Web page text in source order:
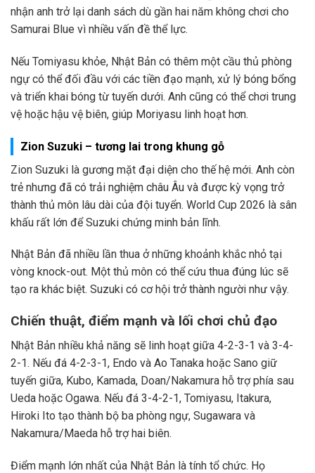
nhận anh trở lại danh sách dù gần hai năm không chơi cho
Samurai Blue vì nhiều vấn đề thể lực.
Nếu Tomiyasu khỏe, Nhật Bản có thêm một cầu thủ phòng
ngự có thể đối đầu với các tiền đạo mạnh, xử lý bóng bổng
và triển khai bóng từ tuyến dưới. Anh cũng có thể chơi trung
vệ hoặc hậu vệ biên, giúp Moriyasu linh hoạt hơn.
Zion Suzuki – tương lai trong khung gỗ
Zion Suzuki là gương mặt đại diện cho thế hệ mới. Anh còn
trẻ nhưng đã có trải nghiệm châu Âu và được kỳ vọng trở
thành thủ môn lâu dài của đội tuyển. World Cup 2026 là sân
khấu rất lớn để Suzuki chứng minh bản lĩnh.
Nhật Bản đã nhiều lần thua ở những khoảnh khắc nhỏ tại
vòng knock-out. Một thủ môn có thể cứu thua đúng lúc sẽ
tạo ra khác biệt. Suzuki có cơ hội trở thành người như vậy.
Chiến thuật, điểm mạnh và lối chơi chủ đạo
Nhật Bản nhiều khả năng sẽ linh hoạt giữa 4-2-3-1 và 3-4-
2-1. Nếu đá 4-2-3-1, Endo và Ao Tanaka hoặc Sano giữ
tuyến giữa, Kubo, Kamada, Doan/Nakamura hỗ trợ phía sau
Ueda hoặc Ogawa. Nếu đá 3-4-2-1, Tomiyasu, Itakura,
Hiroki Ito tạo thành bộ ba phòng ngự, Sugawara và
Nakamura/Maeda hỗ trợ hai biên.
Điểm mạnh lớn nhất của Nhật Bản là tính tổ chức. Họ